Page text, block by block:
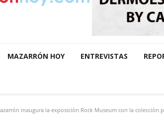
MAZARRÓN HOY ENTREVISTAS
inaugura la exposición Rock Museum con la colección